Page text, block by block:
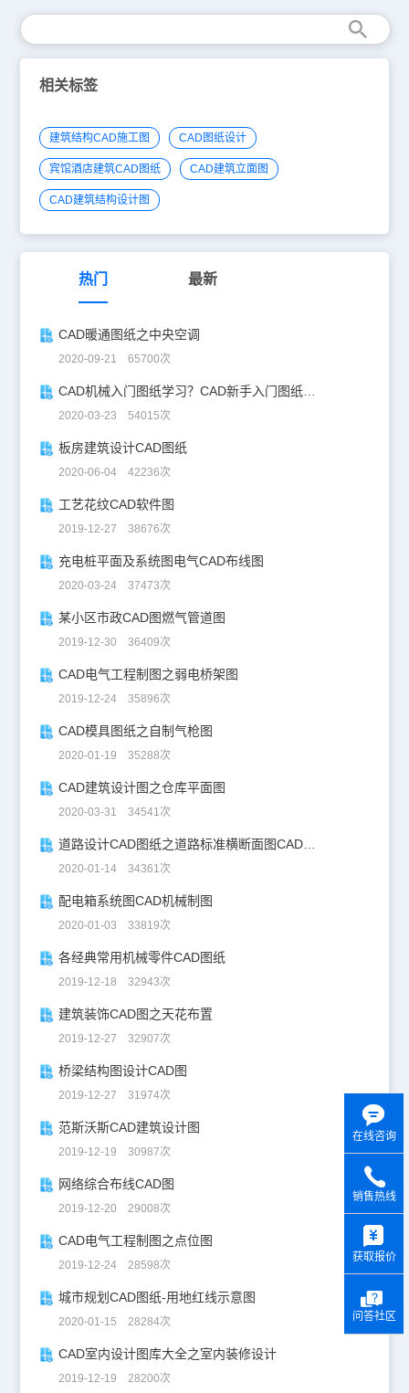
相关标签
建筑结构CAD施工图 CAD图纸设计
宾馆酒店建筑CAD图纸 CAD建筑立面图
CAD建筑结构设计图
热门 最新
CAD暖通图纸之中央空调
2020-09-21 65700次
CAD机械入门图纸学习？CAD新手入门图纸练习
2020-03-23 54015次
板房建筑设计CAD图纸
2020-06-04 42236次
工艺花纹CAD软件图
2019-12-27 38676次
充电桩平面及系统图电气CAD布线图
2020-03-24 37473次
某小区市政CAD图燃气管道图
2019-12-30 36409次
CAD电气工程制图之弱电桥架图
2019-12-24 35896次
CAD模具图纸之自制气枪图
2020-01-19 35288次
CAD建筑设计图之仓库平面图
2020-03-31 34541次
道路设计CAD图纸之道路标准横断面图CAD图纸
2020-01-14 34361次
配电箱系统图CAD机械制图
2020-01-03 33819次
各经典常用机械零件CAD图纸
2019-12-18 32943次
建筑装饰CAD图之天花布置
2019-12-27 32907次
桥梁结构图设计CAD图
2019-12-27 31974次
范斯沃斯CAD建筑设计图
2019-12-19 30987次
网络综合布线CAD图
2019-12-20 29008次
CAD电气工程制图之点位图
2019-12-24 28598次
城市规划CAD图纸-用地红线示意图
2020-01-15 28284次
CAD室内设计图库大全之室内装修设计
2019-12-19 28200次
在线咨询
销售热线
获取报价
问答社区